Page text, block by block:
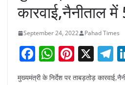
कारवाई,नैनीताल में
September 24, 2022 Pahad Times
F
a
W
h
Pi
nt
X T
मुख्यमंत्री के निर्देश पर ताबड़तोड़